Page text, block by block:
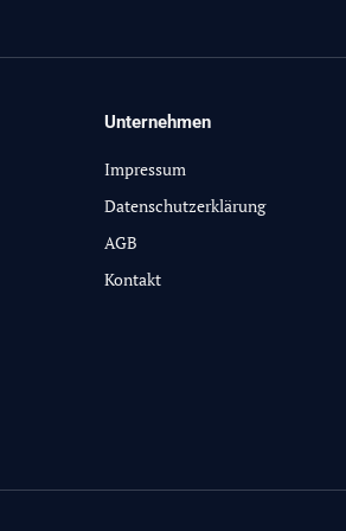
Unternehmen
Impressum
Datenschutzerklärung
AGB
Kontakt